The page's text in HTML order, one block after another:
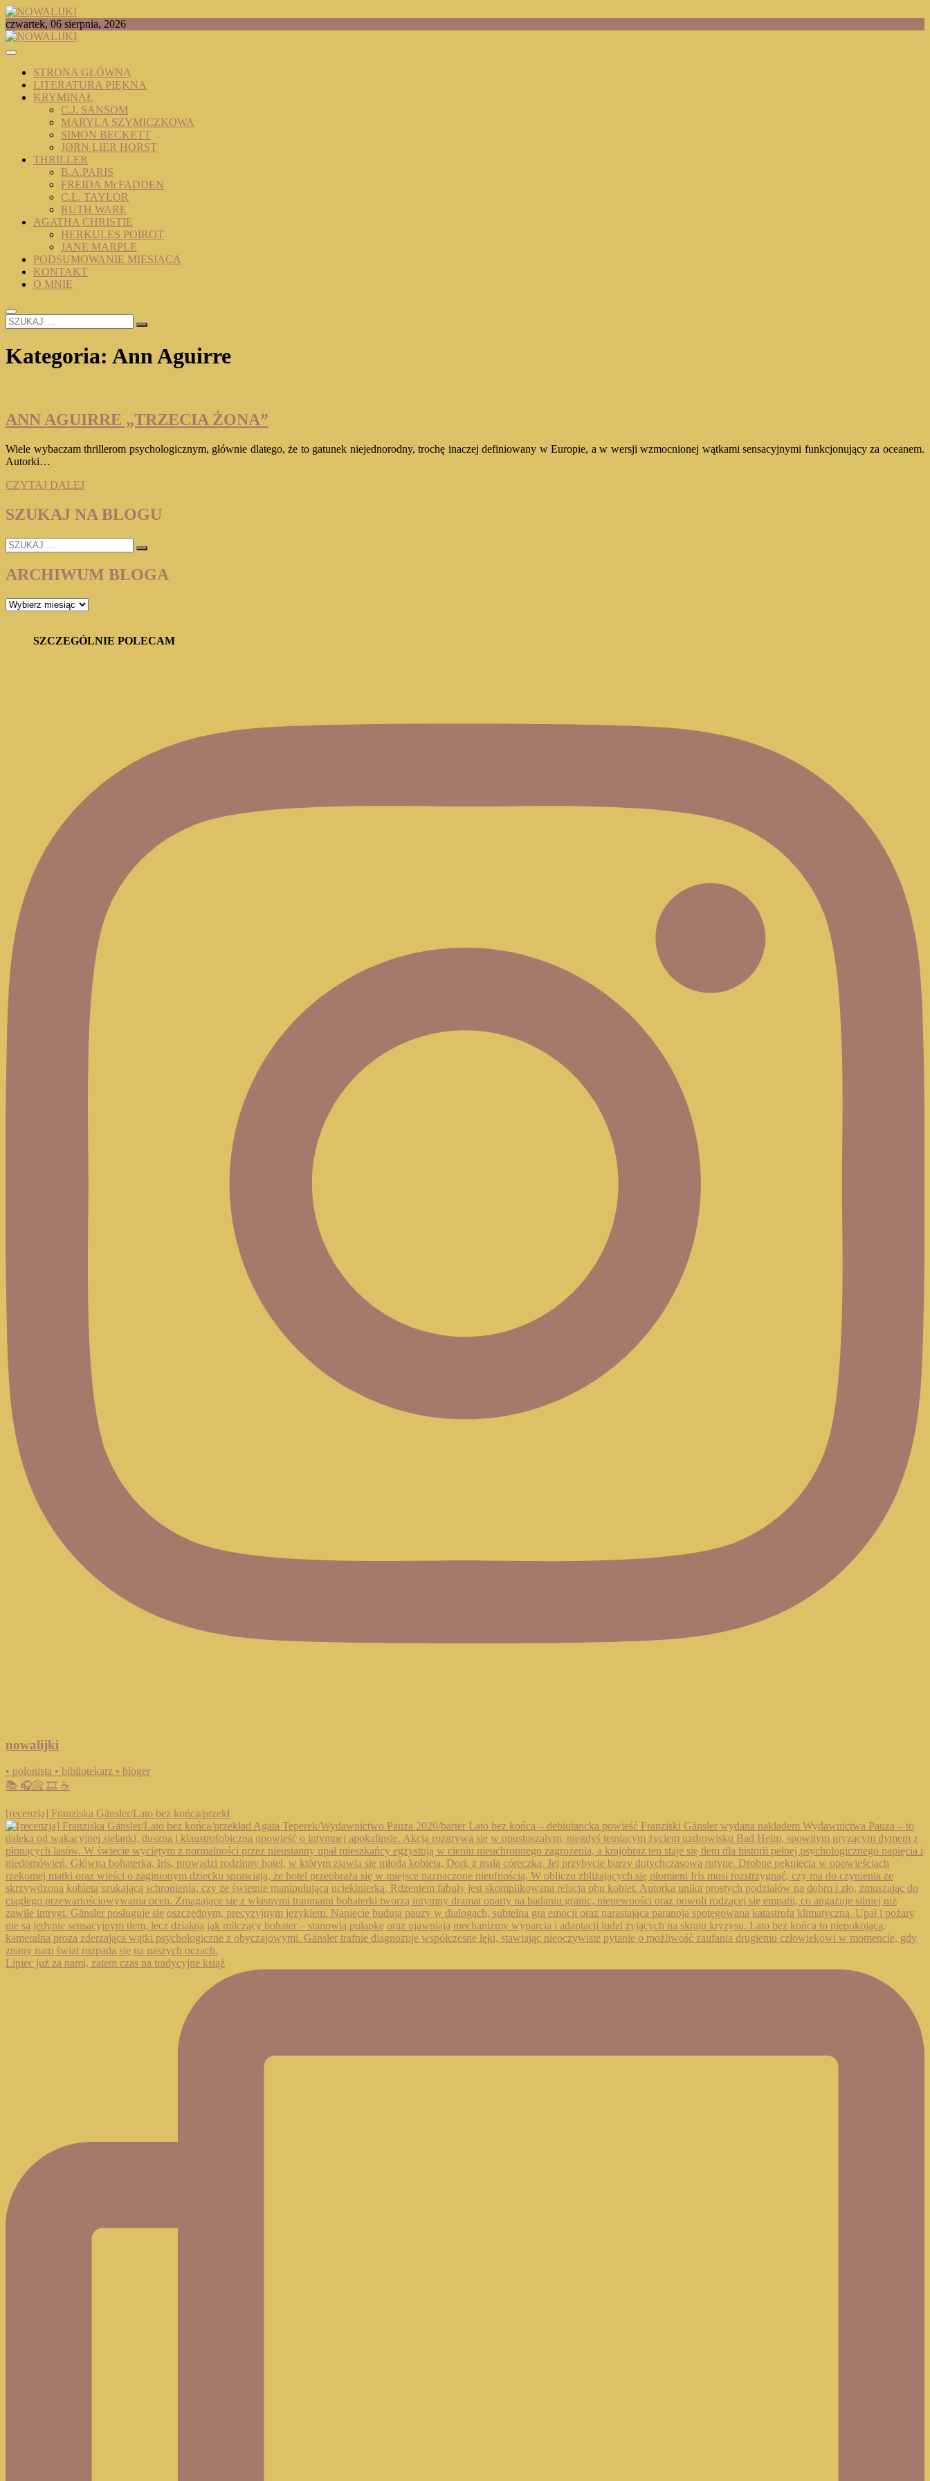
Skip
to
content
NOWALIJKI
TOMASZ RADOCHOŃSKI PISZE O KSIĄŻKACH
czwartek, 06 sierpnia, 2026
STRONA GŁÓWNA
LITERATURA PIĘKNA
KRYMINAŁ
C.J. SANSOM
MARYLA SZYMICZKOWA
SIMON BECKETT
JØRN LIER HORST
THRILLER
B.A.PARIS
FREIDA McFADDEN
C.L. TAYLOR
RUTH WARE
AGATHA CHRISTIE
HERKULES POIROT
JANE MARPLE
PODSUMOWANIE MIESIĄCA
KONTAKT
O MNIE
SZUKAJ
…
Kategoria: Ann Aguirre
ANN AGUIRRE „TRZECIA ŻONA”
Wiele wybaczam thrillerom psychologicznym, głównie dlatego, że to gatunek niejednorodny, trochę inaczej definiowany w Europie, a w wersji wzmocnionej wątkami sensacyjnymi funkcjonujący za oceanem.
Autorki…
CZYTAJ DALEJANN
„TRZECIA
ŻONA”
SZUKAJ NA BLOGU
SZUKAJ
…
ARCHIWUM BLOGA
ARCHIWUM
SZCZEGÓLNIE POLECAM
nowalijki
• polonista • bibliotekarz • bloger
📚 🎧📀 🎞️ ☕️
[recenzja] Franziska Gänsler/Lato bez końca/przekł
Lipiec już za nami, zatem czas na tradycyjne książ